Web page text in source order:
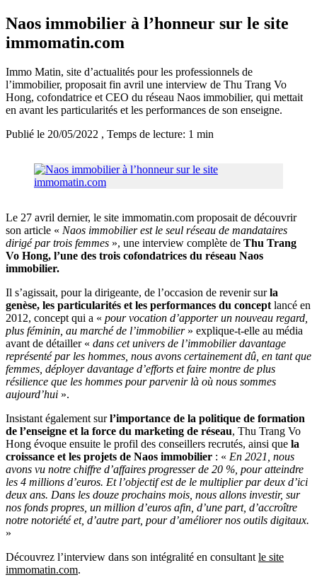
Naos immobilier à l’honneur sur le site
immomatin.com
Immo Matin, site d’actualités pour les professionnels de
l’immobilier, proposait fin avril une interview de Thu Trang Vo
Hong, cofondatrice et CEO du réseau Naos immobilier, qui mettait
en avant les particularités et les performances de son enseigne.
Publié le 20/05/2022 , Temps de lecture: 1 min
Le 27 avril dernier, le site immomatin.com proposait de découvrir
son article « Naos immobilier est le seul réseau de mandataires
dirigé par trois femmes », une interview complète de Thu Trang
Vo Hong, l’une des trois cofondatrices du réseau Naos
immobilier.
Il s’agissait, pour la dirigeante, de l’occasion de revenir surla
genèse, les particularités et les performances du conceptlancé en
2012, concept qui a « pour vocation d’apporter un nouveau regard,
plus féminin, au marché de l’immobilier» explique-t-elle au média
avant de détailler « dans cet univers de l’immobilier davantage
représenté par les hommes, nous avons certainement dû, en tant que
femmes, déployer davantage d’efforts et faire montre de plus
résilience que les hommes pour parvenir là où nous sommes
aujourd’hui ».
Insistant également surl’importance de la politique de formation
de l’enseigne et la force du marketing de réseau, Thu Trang Vo
Hong évoque ensuite le profil des conseillers recrutés, ainsi que la
croissance et les projets de Naos immobilier : « En 2021, nous
avons vu notre chiffre d’affaires progresser de 20 %, pour atteindre
les 4 millions d’euros. Et l’objectif est de le multiplier par deux d’ici
deux ans. Dans les douze prochains mois, nous allons investir, sur
nos fonds propres, un million d’euros afin, d’une part, d’accroître
notre notoriété et, d’autre part, pour d’améliorer nos outils digitaux.
»
Découvrez l’interview dans son intégralité en consultantle site
immomatin.com.